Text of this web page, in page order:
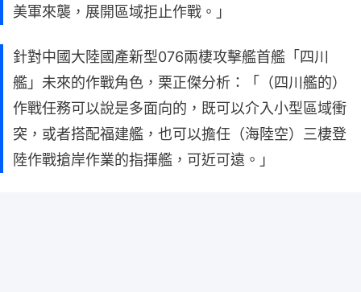
美軍來襲，展開區域拒止作戰。」
針對中國大陸國產新型076兩棲攻擊艦首艦「四川
艦」未來的作戰角色，栗正傑分析：「（四川艦的）
作戰任務可以說是多面向的，既可以介入小型區域衝
突，或者搭配福建艦，也可以擔任（海陸空）三棲登
陸作戰搶岸作業的指揮艦，可近可遠。」